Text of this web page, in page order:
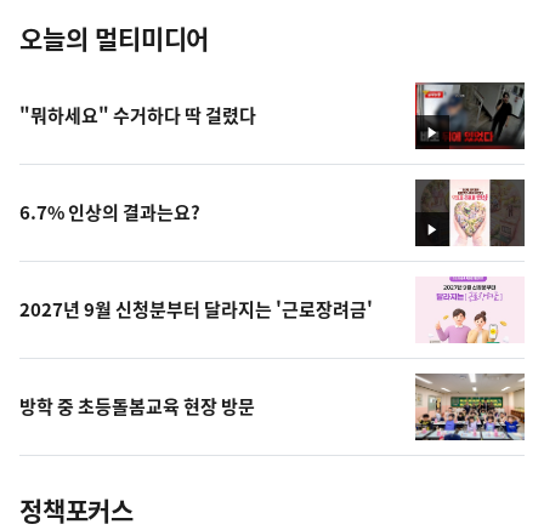
오늘의 멀티미디어
영
상
"뭐하세요" 수거하다 딱 걸렸다
영
상
6.7% 인상의 결과는요?
2027년 9월 신청분부터 달라지는 '근로장려금'
방학 중 초등돌봄교육 현장 방문
정책포커스